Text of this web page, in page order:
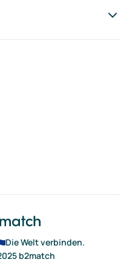
Die Welt verbinden.
b2match